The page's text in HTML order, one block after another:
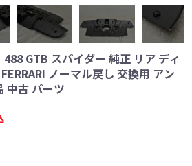
488 GTB スパイダー 純正 リア ディ
ノーマル戻し 交換用 アン
中古 パーツ